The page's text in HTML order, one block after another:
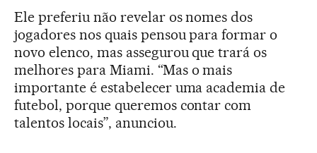
Ele preferiu não revelar os nomes dos
jogadores nos quais pensou para formar o
novo elenco, mas assegurou que trará os
melhores para Miami. “Mas o mais
importante é estabelecer uma academia de
futebol, porque queremos contar com
talentos locais”, anunciou.